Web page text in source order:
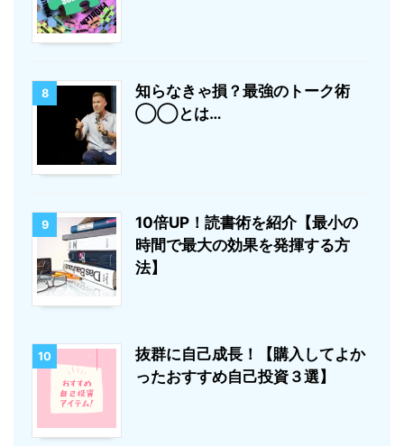
8
知らなきゃ損？最強のトーク術
◯◯とは…
9
10倍UP！読書術を紹介【最小の
時間で最大の効果を発揮する方
法】
10
抜群に自己成長！【購入してよか
ったおすすめ自己投資３選】